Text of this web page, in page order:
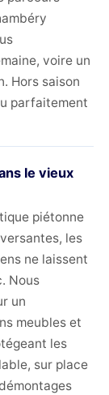
voire un
Hors saison
parfaitement
le vieux
piétonne
les
ne laissent
Nous
un
meubles et
les
sur place